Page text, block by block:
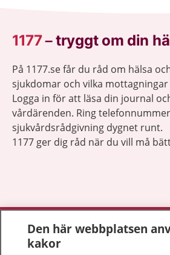
1177–tryggt om din
På 1177.se får du råd om hälsa
sjukdomar och vilka
Logga in för att läsa din journal
vårdärenden. Ring
sjukvårdsrådgivning dygnet runt.
1177 ger dig råd när du vill må
1177 på flera språk
Den här webbplatsen
kakor